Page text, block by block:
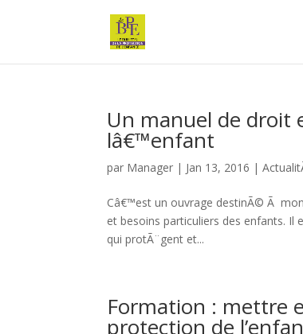
Un manuel de droit
lâ€™enfant
par Manager | Jan 13, 2016 |
Câ€™est un ouvrage destinÃ© Ã
et besoins particuliers des enfants. Il
qui protÃ¨gent et...
Formation : mettre
protection de